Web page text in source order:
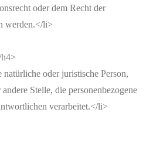
oder dem Recht der
werden.</li>
oder juristische Person,
Stelle, die personenbezogene
verarbeitet.</li>